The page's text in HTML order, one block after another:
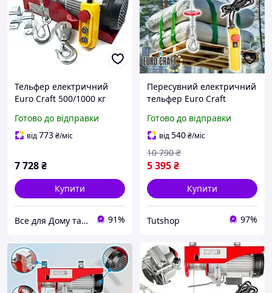
Тельфер електричний
Euro Craft 500/1000 кг
Готово до відправки
від773₴/міс
7 728₴
Купити
Все для Дому та Саду Bizon24🛠 91%
Пересувний електричний
тельфер Euro Craft
Лебідка Електрична
Тельфер будівельний
Готово до відправки
від540₴/міс
5 395₴
10 790 ₴
Купити
Tutshop 97%